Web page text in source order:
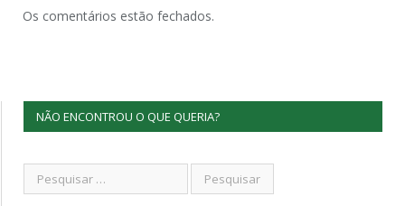
Os comentários estão fechados.
NÃO ENCONTROU O QUE QUERIA?